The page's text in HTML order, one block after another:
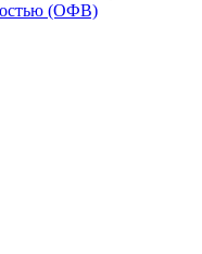
(ОФВ)